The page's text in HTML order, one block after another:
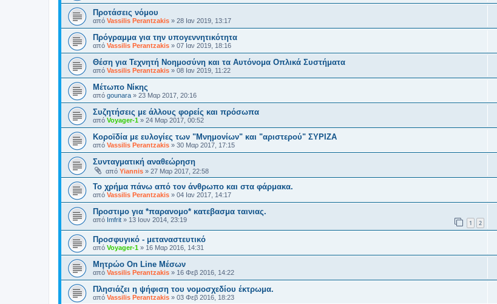
Προτάσεις νόμου
από Vassilis Perantzakis » 28 Ιαν 2019, 13:17
Πρόγραμμα για την υπογεννητικότητα
από Vassilis Perantzakis » 07 Ιαν 2019, 18:16
Θέση για Τεχνητή Νοημοσύνη και τα Αυτόνομα Οπλικά Συστήματα
από Vassilis Perantzakis » 08 Ιαν 2019, 11:22
Μέτωπο Νίκης
από gounara » 23 Μαρ 2017, 20:16
Συζητήσεις με άλλους φορείς και πρόσωπα
από Voyager-1 » 24 Μαρ 2017, 00:52
Κοροϊδία με ευλογίες των "Μνημονίων" και "αριστερού" ΣΥΡΙΖΑ
από Vassilis Perantzakis » 30 Μαρ 2017, 17:15
Συνταγματική αναθεώρηση
από Yiannis » 27 Μαρ 2017, 22:58
Το χρήμα πάνω από τον άνθρωπο και στα φάρμακα.
από Vassilis Perantzakis » 04 Ιαν 2017, 14:17
Προστιμο για *παρανομο* κατεβασμα ταινιας.
από Imfrit » 13 Ιουν 2014, 23:19 1 2
Προσφυγικό - μεταναστευτικό
από Voyager-1 » 16 Μαρ 2016, 14:31
Μητρώο On Line Μέσων
από Vassilis Perantzakis » 16 Φεβ 2016, 14:22
Πλησιάζει η ψήφιση του νομοσχεδίου έκτρωμα.
από Vassilis Perantzakis » 03 Φεβ 2016, 18:23